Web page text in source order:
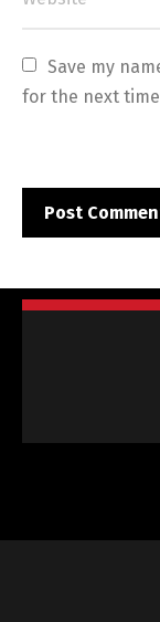
Save my
for the next